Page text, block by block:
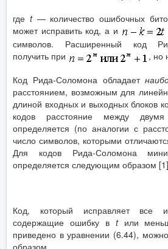
где t— количество ошибочных
может исправить код, а и
символов. Расширенный код
получить при
, но
Код Рида-Соломона обладает
расстоянием, возможным для
длиной входных и выходных блоков
кодов расстояние между
определяется (по аналогии с
число символов, которыми
Для кодов Рида-Соломона
определяется следующим образом
Код, который исправляет все
содержащие ошибку в tили
приведено в уравнении (6.44),
образом.